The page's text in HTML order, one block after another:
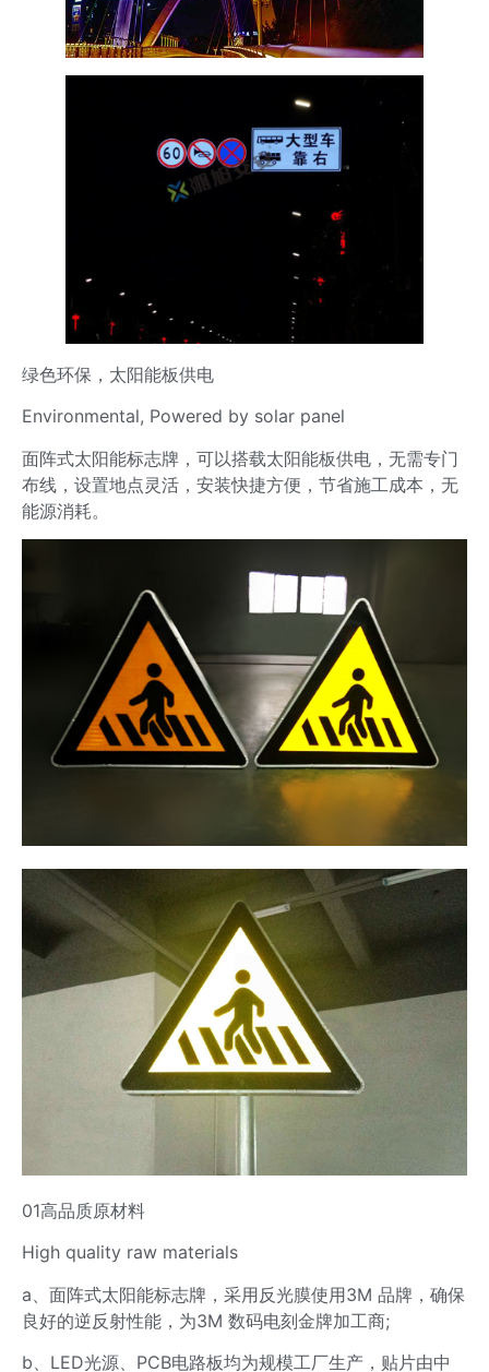
绿色环保，太阳能板供电
Environmental, Powered by solar panel
面阵式太阳能标志牌，可以搭载太阳能板供电，无需专门
布线，设置地点灵活，安装快捷方便，节省施工成本，无
能源消耗。
01高品质原材料
High quality raw materials
a、面阵式太阳能标志牌，采用反光膜使用3M 品牌，确保
良好的逆反射性能，为3M 数码电刻金牌加工商;
b、LED光源、PCB电路板均为规模工厂生产，贴片由中